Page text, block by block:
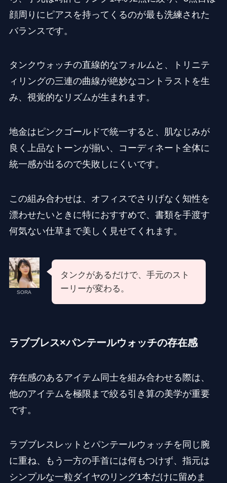
顔周りにピアスを持ってくるのが最も洗練された
バランスです。
タンクウォッチの直線的なフォルムと、トリニテ
ィリングの三連の曲線が絶妙なコントラストを生
み、視覚的なリズムが生まれます。
地金はピンクゴールドで統一すると、肌なじみが
良く上品なトーンが揃い、コーディネート全体に
統一感が出るので失敗しにくいです。
この組み合わせは、オフィスでさりげなく知性を
漂わせたいときに特におすすめで、書類を手渡す
何気ない仕草まで美しく見せてくれます。
SORA
タンクがあるだけで、手元のスト
ーリーが変わる。
ラブブレス×パンテールウォッチの存在感
存在感のあるアイテム同士を組み合わせる際は、
他のアイテムを極限まで絞る引き算の美学が重要
です。
ラブブレスレットとパンテールウォッチを同じ腕
に重ね、もう一方の手首には何もつけず、指元は
シンプルな一粒ダイヤのリング1本だけに留めま